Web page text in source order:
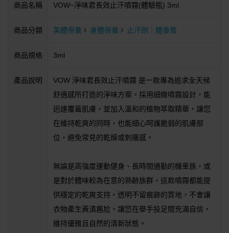
商品名稱 VOW~淨味君長效止汗噴霧(體驗瓶) 3ml
商品分類 美體保養 身體保養 止汗劑｜體香膏
商品規格 3ml
產品說明
VOW 淨味君長效止汗噴霧 是一款專為追求全天候
舒適感所打造的淨味方案。採用細緻噴霧設計，能
迅速覆蓋肌膚，並加入溫和的植物萃取精華，讓您
在維持乾爽的同時，也能細心呵護脆弱的肌膚部
位，避免常見的乾燥或刺癢感。
無論是高強度運動健身、長時間通勤的機車族，或
是對於體味較為在意的熟齡族群，這款噴霧都能提
供穩定的乾爽支持。透明不留痕跡的質地，不會讓
衣物產生黃漬尷尬，讓您在舉手投足間充滿自信，
維持優雅且自然的清新狀態。